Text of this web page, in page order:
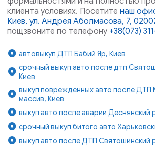
клиента условиях. Посетитенаш
Киев, ул. Андрея Аболмасова, 7,
пощзвоните по телефону +38(073)
автовыкуп ДТП Бабий Яр, Киев
срочный выкуп авто после дтп
Киев
выкуп поврежденных авто после ДТП
массив, Киев
выкуп авто после аварии Деснянский
срочный выкуп битого авто
выкуп авто после ДТП Святошинский